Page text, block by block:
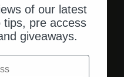
zu Element 1
zu Element 2
zu Element 3
of our latest
tips, pre access
giveaways.